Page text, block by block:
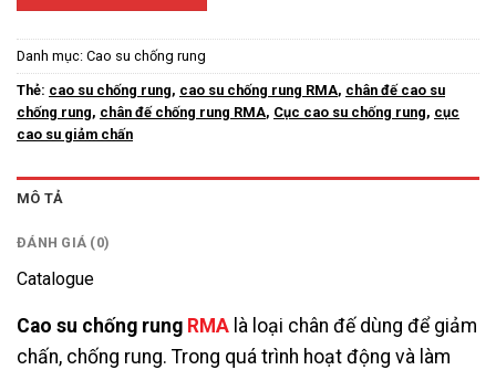
Danh mục: Cao su chống rung
Thẻ: cao su chống rung, cao su chống rung RMA, chân đế cao su
chống rung, chân đế chống rung RMA, Cục cao su chống rung, cục
cao su giảm chấn
MÔ TẢ
ĐÁNH GIÁ (0)
Catalogue
Cao su chống rung RMA là loại chân đế dùng để giảm
chấn, chống rung. Trong quá trình hoạt động và làm